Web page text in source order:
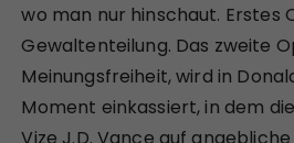
wo man nur hinschaut. Erstes
Gewaltenteilung. Das zweite
Meinungsfreiheit, wird in
Moment einkassiert, in dem
Vize J.D. Vance auf